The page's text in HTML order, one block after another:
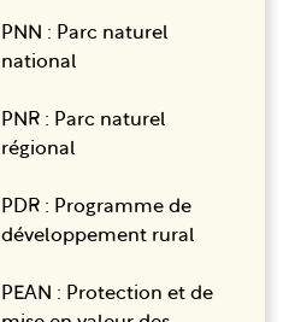
PNN : Parc naturel
national
PNR : Parc naturel
régional
PDR : Programme de
développement rural
PEAN : Protection et de